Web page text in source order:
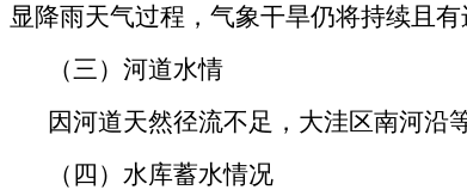
显降雨天气过程，气象干旱仍将持续且有
（三）河道水情
因河道天然径流不足，大洼区南河沿
（四）水库蓄水情况